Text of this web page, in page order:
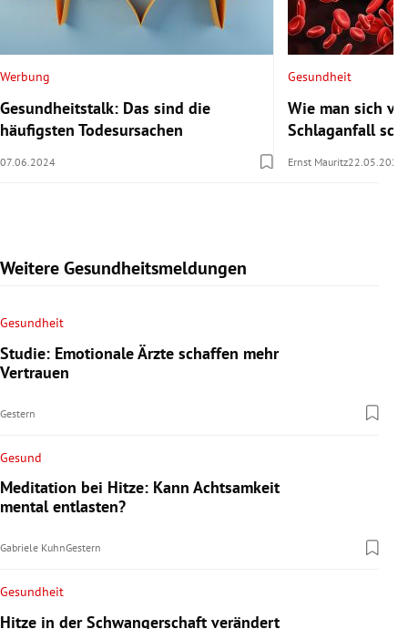
Werbung
Gesundheitstalk: Das sind die
häufigsten Todesursachen
07.06.2024
Gesundheit
Wie man sich
Schlaganfall
Ernst Mauritz22.05.2024
Weitere Gesundheitsmeldungen
Gesundheit
Studie: Emotionale Ärzte schaffen mehr
Vertrauen
Gestern
Gesund
Meditation bei Hitze: Kann Achtsamkeit
mental entlasten?
Gabriele KuhnGestern
Gesundheit
Hitze in der Schwangerschaft verändert